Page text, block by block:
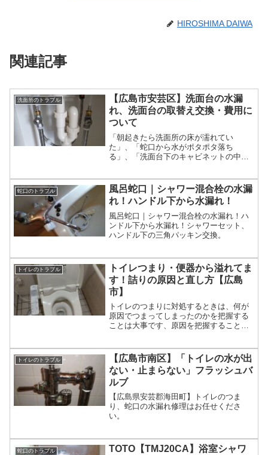
HIROSHIMA DAIWA
関連記事
洗面所のトラブル
【広島市安芸区】洗面台の水漏
れ、洗面台の取替え交換・費用に
ついて
「朝起きたら洗面所の床が濡れてい
た」、「蛇口から水がポタポタ落ち
る」、「洗面台下のキャビネットの中が
は、洗面所の水漏れトラブルの原因には
どんなものがあるのか、応急処置はどう
すればよいのか、修理を業者に依頼した
ときの注意点などについてご紹介しま
す。
蛇口のトラブル
風呂蛇口｜シャワー混合栓の水漏
れ！ハンドル下から水漏れ！
風呂蛇口｜シャワー混合栓の水漏れ！ハ
ンドル下から水漏れ！シャワーセット、
ハンドル下の三角パッキン交換。
トイレのトラブル
トイレつまり・便器から溢れてま
す！詰りの原因と直し方【広島
市】
トイレのつまりに対処するときは、何が
原因でつまってしまったのかを把握する
ことは大事です、原因を把握することは
向けて、トイレのつまりを直す方法を紹
介します。
トイレのトラブル
【広島市南区】「トイレの水が出
ない・止まらない」フラッシュバ
ルブ
【広島県安芸郡海田町】トイレのつま
り、蛇口の水漏れ修理はお任せくださ
い。
蛇口のトラブル
TOTO【TMJ20CA】浴室シャワ